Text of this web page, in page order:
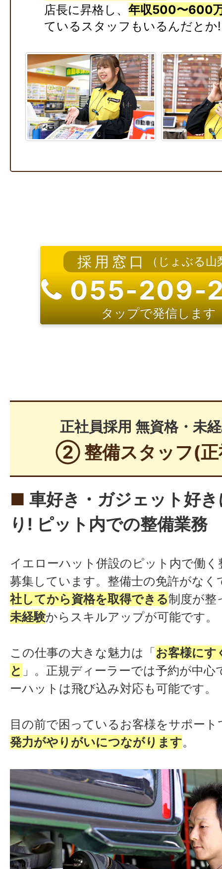
店長に昇格し、年収500〜600
ているスタッフもいるんだとか!
採用窓口 （じょぶる山
055-209-
タップで発信します
正社員採用 無資格・未
② 整備スタッフ(正
■ 車好き・ガジェット好
り! ピット内での整備業務
イエローハット併設のピット内で働
募集しています。整備士の免許がな
社してから資格を取得できる制度が整
未経験からスキルアップが可能です。
この仕事の大きな魅力は「お客様にす
と 」。正規ディーラーでは予約が中
ーハットは飛び込み対応も可能です。
目の前で困っているお客様をサポー
発力がやりがいにつながります。